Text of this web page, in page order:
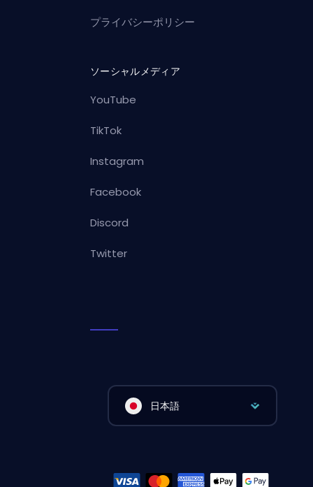
プライバシーポリシー
ソーシャルメディア
YouTube
TikTok
Instagram
Facebook
Discord
Twitter
日本語